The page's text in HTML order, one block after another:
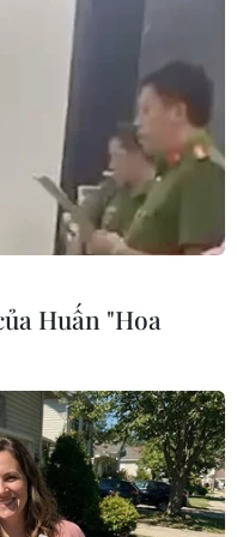
#Thanh tra Chính phủ
Huấn "Hoa